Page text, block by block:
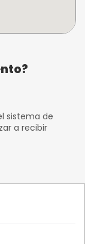
sistema de
a recibir